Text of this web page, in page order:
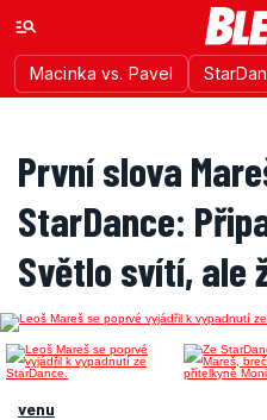
Macinka vs. Pavel
První slova
StarDance:
Světlo svítí, ale
venu